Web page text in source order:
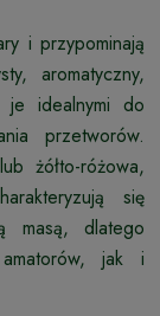
i przypominają
aromatyczny,
idealnymi do
przetworów.
żółto-różowa,
się
masą, dlatego
jak i